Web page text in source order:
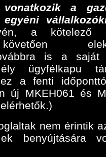
a
a kötelező
is a
ügyfélkapu
a fenti
új MKEH061 és
nem érintik
benyújtására